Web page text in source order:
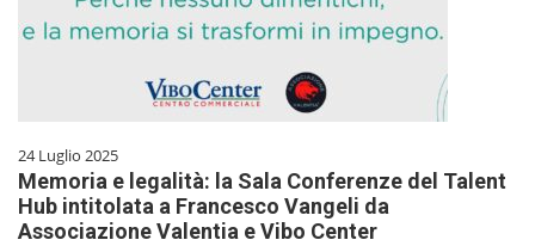
24 Luglio 2025
Memoria e legalità: la Sala Conferenze del Talent
Hub intitolata a Francesco Vangeli da
Associazione Valentia e Vibo Center